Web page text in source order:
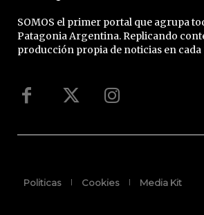
SOMOS el primer portal que agrupa
Patagonia Argentina. Replicando
producción propia de noticias en
Politicas Cookies Media Kit